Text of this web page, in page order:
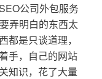
公司外包服务
弄明白的东西太
都是只谈道理，
手，自己的网站
知识，花了大量